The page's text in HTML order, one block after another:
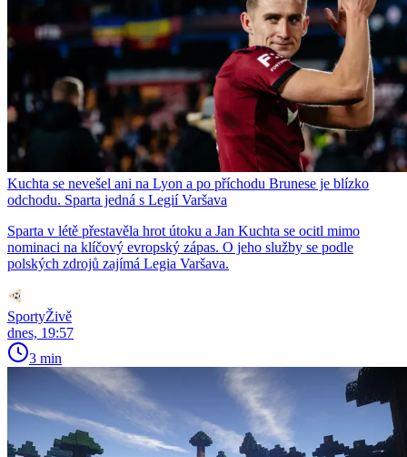
Kuchta se nevešel ani na Lyon a po příchodu Brunese je blízko
odchodu. Sparta jedná s Legií Varšava
Sparta v létě přestavěla hrot útoku a Jan Kuchta se ocitl mimo
nominaci na klíčový evropský zápas. O jeho služby se podle
polských zdrojů zajímá Legia Varšava.
SportyŽivě
dnes, 19:57
3 min